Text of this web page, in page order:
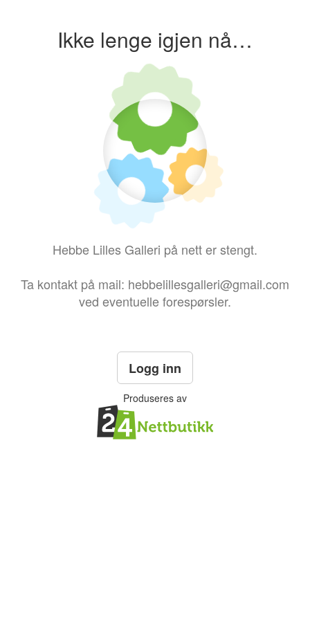
Ikke lenge igjen nå…
Hebbe Lilles Galleri på nett er stengt.
Ta kontakt på mail: hebbelillesgalleri@gmail.com
ved eventuelle forespørsler.
Logg inn
Produseres av